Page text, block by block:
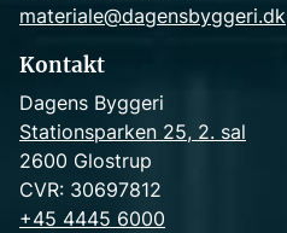
materiale@dagensbyggeri.dk
Kontakt
Dagens Byggeri
Stationsparken 25, 2. sal
2600 Glostrup
CVR: 30697812
+45 4445 6000